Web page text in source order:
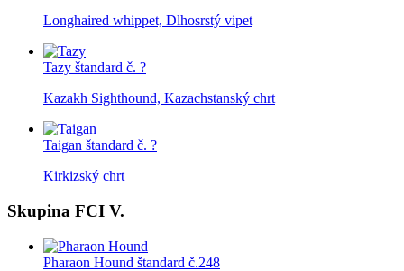
Longhaired whippet, Dlhosrstý vipet
Tazy štandard č. ?
Kazakh Sighthound, Kazachstanský chrt
Taigan štandard č. ?
Kirkizský chrt
Skupina FCI V.
Pharaon Hound štandard č.248